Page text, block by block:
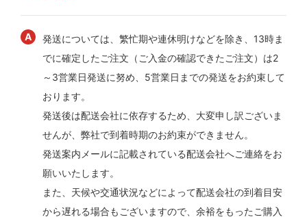
発送については、繁忙期や連休明けなどを除き、13時ま
でに確定したご注文（ご入金の確認できたご注文）は2
～3営業日発送に努め、5営業日までの発送をお約束して
おります。
発送後は配送会社に依存するため、大変申し訳ございま
せんが、弊社で到着時期のお約束ができません。
発送案内メールに記載されている配送会社へご連絡をお
願いいたします。
また、天候や交通状況などによって配送会社の到着目安
から遅れる場合もございますので、余裕をもったご購入